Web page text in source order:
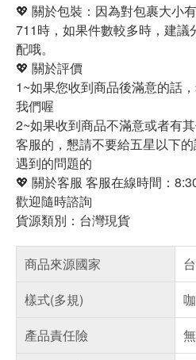
💖 關於包裝：因為對包裹大小
711時，如果件數較多時，建議
配哦。
💖 關於評價
1~如果您收到商品後滿意的話
我們喔
2~如果收到商品不滿意或者有
客服的，懇請不要給五星以下
遇到的問題的
💖 關於客服 客服在線時間：
歡迎隨時諮詢
貨源類別：台灣現貨
商品來源國家
樣式(多規)
產品責任險
無